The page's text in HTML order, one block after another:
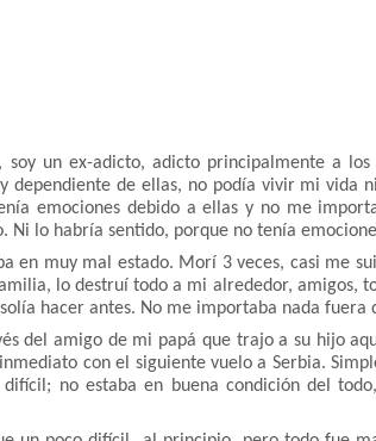
un ex-adicto, adicto principalmente a
dependiente de ellas, no podía vivir mi vida
emociones debido a ellas y no me
Ni lo habría sentido, porque no tenía
en muy mal estado. Morí 3 veces, casi me
lo destruí todo a mi alrededor, amigos,
hacer antes. No me importaba nada fuera
del amigo de mi papá que trajo a su hijo
con el siguiente vuelo a Serbia.
no estaba en buena condición del